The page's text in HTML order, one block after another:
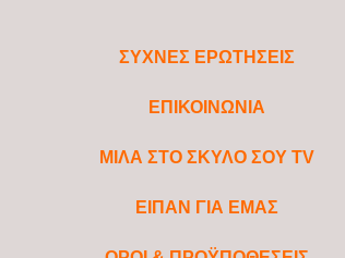
ΣΥΧΝΕΣ ΕΡΩΤΗΣΕΙΣ
ΕΠΙΚΟΙΝΩΝΙΑ
ΜΙΛΑ ΣΤΟ ΣΚΥΛΟ ΣΟΥ TV
ΕΙΠΑΝ ΓΙΑ ΕΜΑΣ